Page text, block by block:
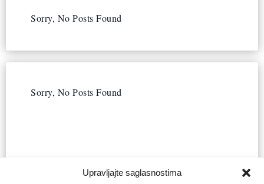
Upravljajte saglasnostima
Sorry, No Posts Found
Sorry, No Posts Found